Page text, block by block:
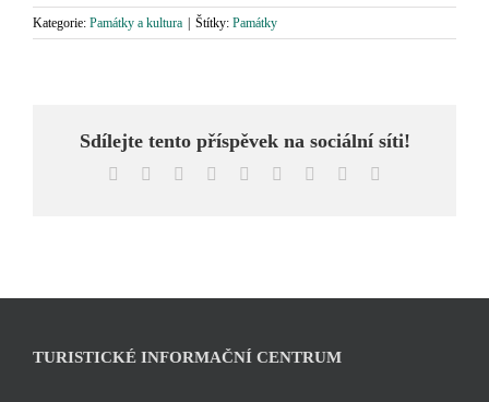
Kategorie: Památky a kultura Štítky: Památky
Sdílejte tento příspěvek na sociální síti!
Facebook Reddit LinkedInWhatsApp
TumblrPinterest
TURISTICKÉ INFORMAČNÍ CENTRUM